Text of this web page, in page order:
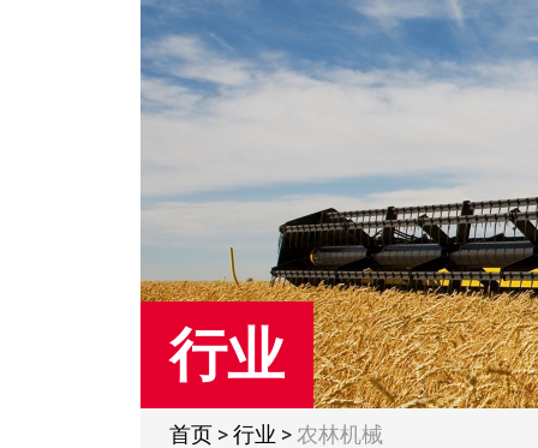
行业
首页 >行业 > 农林机械